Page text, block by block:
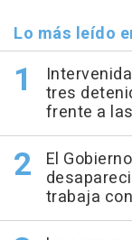
Lo más leído
tres
frente a
El
trabaja